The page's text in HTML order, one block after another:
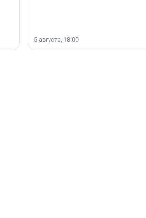
5 августа, 18:00